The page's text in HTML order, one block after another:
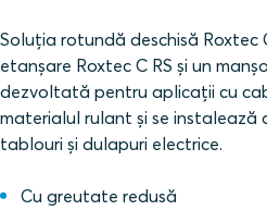
Soluția rotundă deschisă Roxtec
etanșare Roxtec C RS și un
dezvoltată pentru aplicații cu
materialul rulant și se instalează
tablouri și dulapuri electrice.
Cu greutate redusă